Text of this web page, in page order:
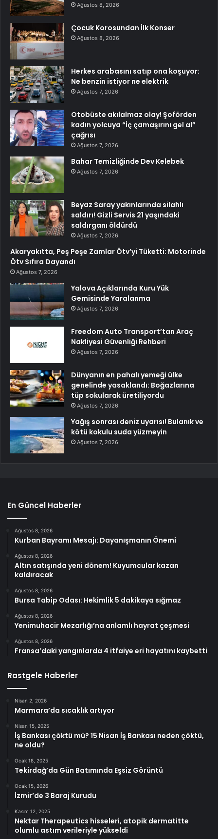
Ağustos 8, 2026
Çocuk Korosundan İlk Konser
Ağustos 8, 2026
Herkes arabasını satıp ona koşuyor:
Ne benzin istiyor ne elektrik
Ağustos 7, 2026
Otobüste akılalmaz olay! Şoförden
kadın yolcuya “İç çamaşırını gel al”
çağrısı
Ağustos 7, 2026
Bahar Temizliğinde Dev Kelebek
Ağustos 7, 2026
Beyaz Saray yakınlarında silahlı
saldırı! Gizli Servis 21 yaşındaki
saldırganı öldürdü
Ağustos 7, 2026
Akaryakıtta, Peş Peşe Zamlar Ötv’yi Tüketti: Motorinde
Ötv Sıfıra Dayandı
Ağustos 7, 2026
Yalova Açıklarında Kuru Yük
Gemisinde Yaralanma
Ağustos 7, 2026
Freedom Auto Transport’tan Araç
Nakliyesi Güvenliği Rehberi
Ağustos 7, 2026
Dünyanın en pahalı yemeği ülke
genelinde yasaklandı: Boğazlarına
tüp sokularak üretiliyordu
Ağustos 7, 2026
Yağış sonrası deniz uyarısı! Bulanık ve
kötü kokulu suda yüzmeyin
Ağustos 7, 2026
En Güncel Haberler
Ağustos 8, 2026
Kurban Bayramı Mesajı: Dayanışmanın Önemi
Ağustos 8, 2026
Altın satışında yeni dönem! Kuyumcular kazan
kaldıracak
Ağustos 8, 2026
Bursa Tabip Odası: Hekimlik 5 dakikaya sığmaz
Ağustos 8, 2026
Yenimuhacir Mezarlığı’na anlamlı hayrat çeşmesi
Ağustos 8, 2026
Fransa’daki yangınlarda 4 itfaiye eri hayatını kaybetti
Rastgele Haberler
Nisan 2, 2026
Marmara’da sıcaklık artıyor
Nisan 15, 2025
İş Bankası çöktü mü? 15 Nisan İş Bankası neden çöktü,
ne oldu?
Ocak 18, 2025
Tekirdağ’da Gün Batımında Eşsiz Görüntü
Ocak 15, 2026
İzmir’de 3 Baraj Kurudu
Kasım 12, 2025
Nektar Therapeutics hisseleri, atopik dermatitte
olumlu astım verileriyle yükseldi